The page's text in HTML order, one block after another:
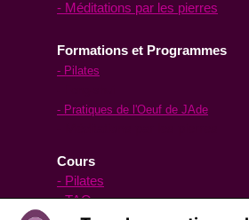
Cours
- Pilates
- TAO yoga
- Méditations par les pierres
Formations et Programmes
- Pilates
- Pratiques de l'Oeuf de JAde